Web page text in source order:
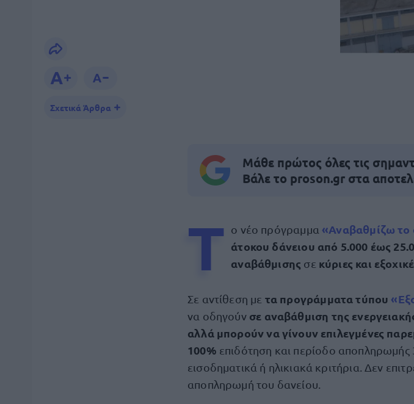
Σχετικά Άρθρα
Μάθε πρώτος όλες τις
Βάλε το proson.gr στα
Τ ο νέο πρόγραμμα «Αναβαθμίζω το
άτοκου δάνειου από 5.000 έως
αναβάθμισης σε κύριες και
Σε αντίθεση με τα προγράμματα τύπου
να οδηγούν σε αναβάθμιση της
αλλά μπορούν να γίνουν επιλεγμένες
100% επιδότηση και περίοδο αποπληρωμής
εισοδηματικά ή ηλικιακά κριτήρια. Δεν
αποπληρωμή του δανείου.